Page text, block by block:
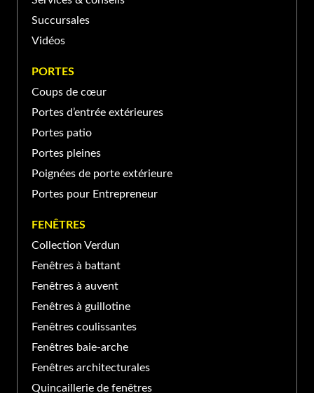
Saint-Basile-le-Grand, QC
J3N, Canada
370 Rue Laberge, Saint-Jean-
sur-Richelieu, QC J3A 1S2,
Canada
Succursales
Vidéos
PORTES
Coups de cœur
Portes d’entrée extérieures
Portes patio
Portes pleines
Poignées de porte extérieure
Portes pour Entrepreneur
FENÊTRES
Collection Verdun
Fenêtres à battant
Fenêtres à auvent
Fenêtres à guillotine
Fenêtres coulissantes
Fenêtres baie-arche
Fenêtres architecturales
Quincaillerie de fenêtres